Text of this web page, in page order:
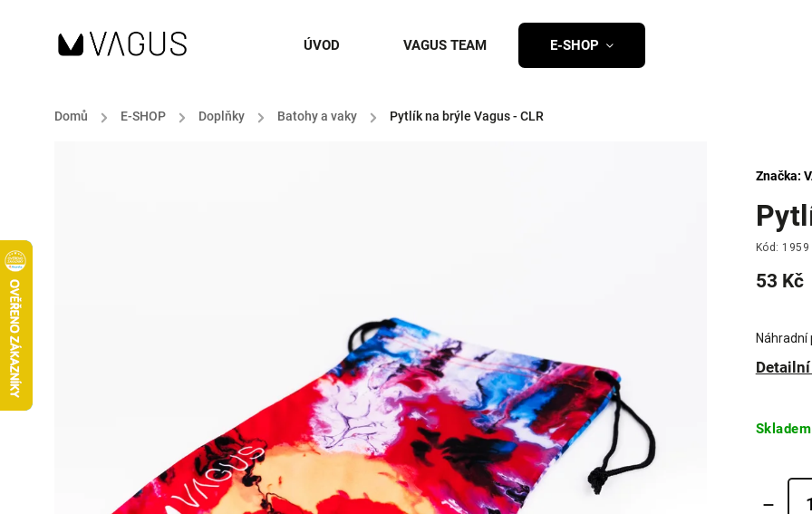
ÚVOD VAGUS TEAM E-SHOP
Domů / E-SHOP / Doplňky / Batohy a vaky / Pytlík na brýle Vagus - CLR
Kód: 1959
53 Kč
Náhradní
Značka:
Skladem